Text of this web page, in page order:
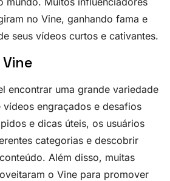
no Vine, ganhando fama e
seus vídeos curtos e cativantes.
encontrar uma grande variedade
engraçados e desafios
e dicas úteis, os usuários
categorias e descobrir
Além disso, muitas
o Vine para promover